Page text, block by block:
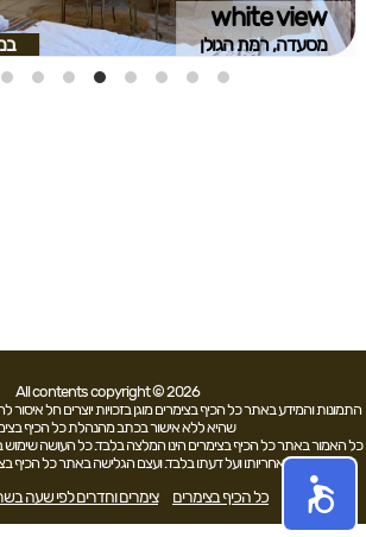
white view
מסעדה, רמת הגולן
All contents copyright © 2026
התמונות והמידע באתר כל הכיף בצימרים מוגן בזכויות יוצרים חל
שהיא ללא אישור בכתב מהנהלת כל הכיף
כל האמור באתר כל הכיף בצימרים הינו המלצה בלבד. כל העושה שימוש
זאת על אחריותו ועל דעתו בלבד. ועצם הגלישה באתר כל הכיף
כל הכיף בצימרים צימרים וחדרים לפי שעה